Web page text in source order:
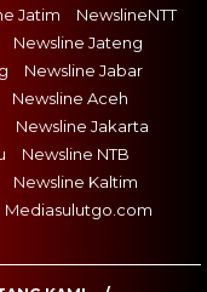
Jatim
NewslineNTT
Newsline Jateng
Newsline Jabar
Newsline Aceh
Newsline Jakarta
Newsline NTB
Newsline Kaltim
Mediasulutgo.com